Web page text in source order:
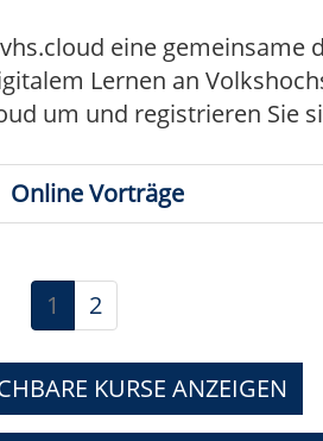
eine
Lernen an
um und registrieren Sie
Online Vorträge
1 2
KURSE ANZEIGEN